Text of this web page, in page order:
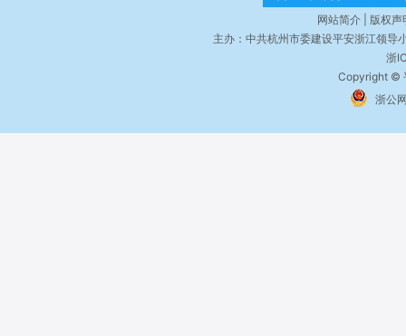
网站简介 | 版权
主办：中共杭州市委建设平安浙江领导
浙
Copyright ©
浙公